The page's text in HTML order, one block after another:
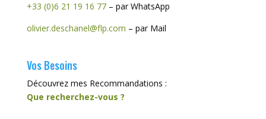
+33 (0)6 21 19 16 77– par WhatsApp
olivier.deschanel@flp.com – par Mail
Vos Besoins
Découvrez mes Recommandations :
Que recherchez-vous ?